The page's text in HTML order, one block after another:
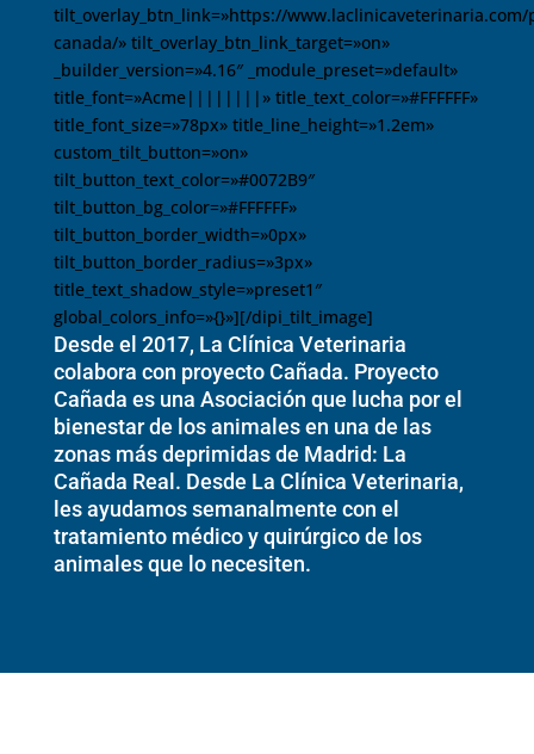
tilt_overlay_btn_link=»https://www.laclinicaveterinaria.com/
canada/» tilt_overlay_btn_link_target=»on»
_builder_version=»4.16″ _module_preset=»default»
title_font=»Acme||||||||» title_text_color=»#FFFFFF»
title_font_size=»78px» title_line_height=»1.2em»
custom_tilt_button=»on»
tilt_button_text_color=»#0072B9″
tilt_button_bg_color=»#FFFFFF»
tilt_button_border_width=»0px»
tilt_button_border_radius=»3px»
title_text_shadow_style=»preset1″
global_colors_info=»{}»][/dipi_tilt_image]
Desde el 2017, La Clínica Veterinaria
colabora con proyecto Cañada. Proyecto
Cañada es una Asociación que lucha por el
bienestar de los animales en una de las
zonas más deprimidas de Madrid: La
Cañada Real. Desde La Clínica Veterinaria,
les ayudamos semanalmente con el
tratamiento médico y quirúrgico de los
animales que lo necesiten.